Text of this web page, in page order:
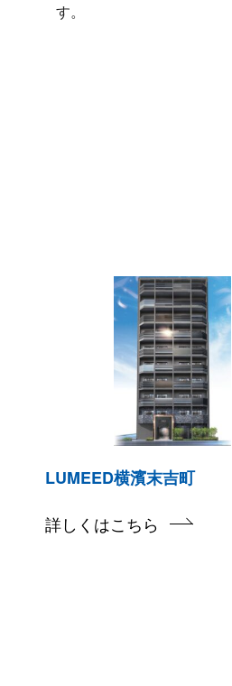
す。
LUMEED横濱末吉町
詳しくはこちら